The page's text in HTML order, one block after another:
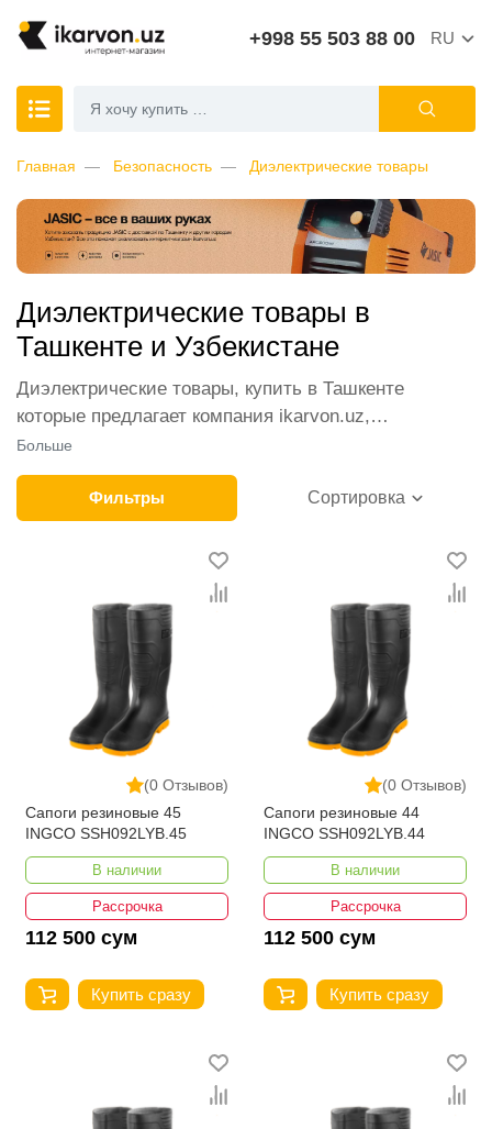
+998 55 503 88 00 RU
Главная Безопасность Диэлектрические товары
Диэлектрические товары в
Ташкенте и Узбекистане
Диэлектрические товары, купить в Ташкенте
которые предлагает компания ikarvon.uz,
пользуются широким спросом среди наших
клиентов. Мы обеспечиваем лучшие условия
продажи этой категории товара. Диэлектрические
товары в интернет-магазине представлены
ведущими производителями и брендами, список
которых постоянно расширяется. Мы доставляем
товар в любом количестве по всей территории
страны. Все это дополняет лучшая по Узбекистану
стоимость, Диэлектрические товары от ikarvon.uz —
это самый широкий диапазон цен. Причем здесь
представлена оптимальная цена для каждой
позиции из категории Диэлектрические товары.
Больше
Фильтры Сортировка
(0 Отзывов)
Сапоги резиновые 45
INGCO SSH092LYB.45
В наличии
Рассрочка
112 500 сум
Купить сразу
(0 Отзывов)
Сапоги резиновые 44
INGCO SSH092LYB.44
В наличии
Рассрочка
112 500 сум
Купить сразу